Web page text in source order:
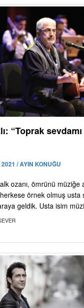
“Toprak
/ AYIN KONUĞU
ozanı, ömrünü müziğe
örnek olmuş usta
geldik. Usta isim